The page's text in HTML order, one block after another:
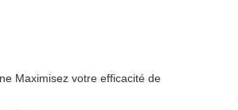
Maximisez votre efficacité de